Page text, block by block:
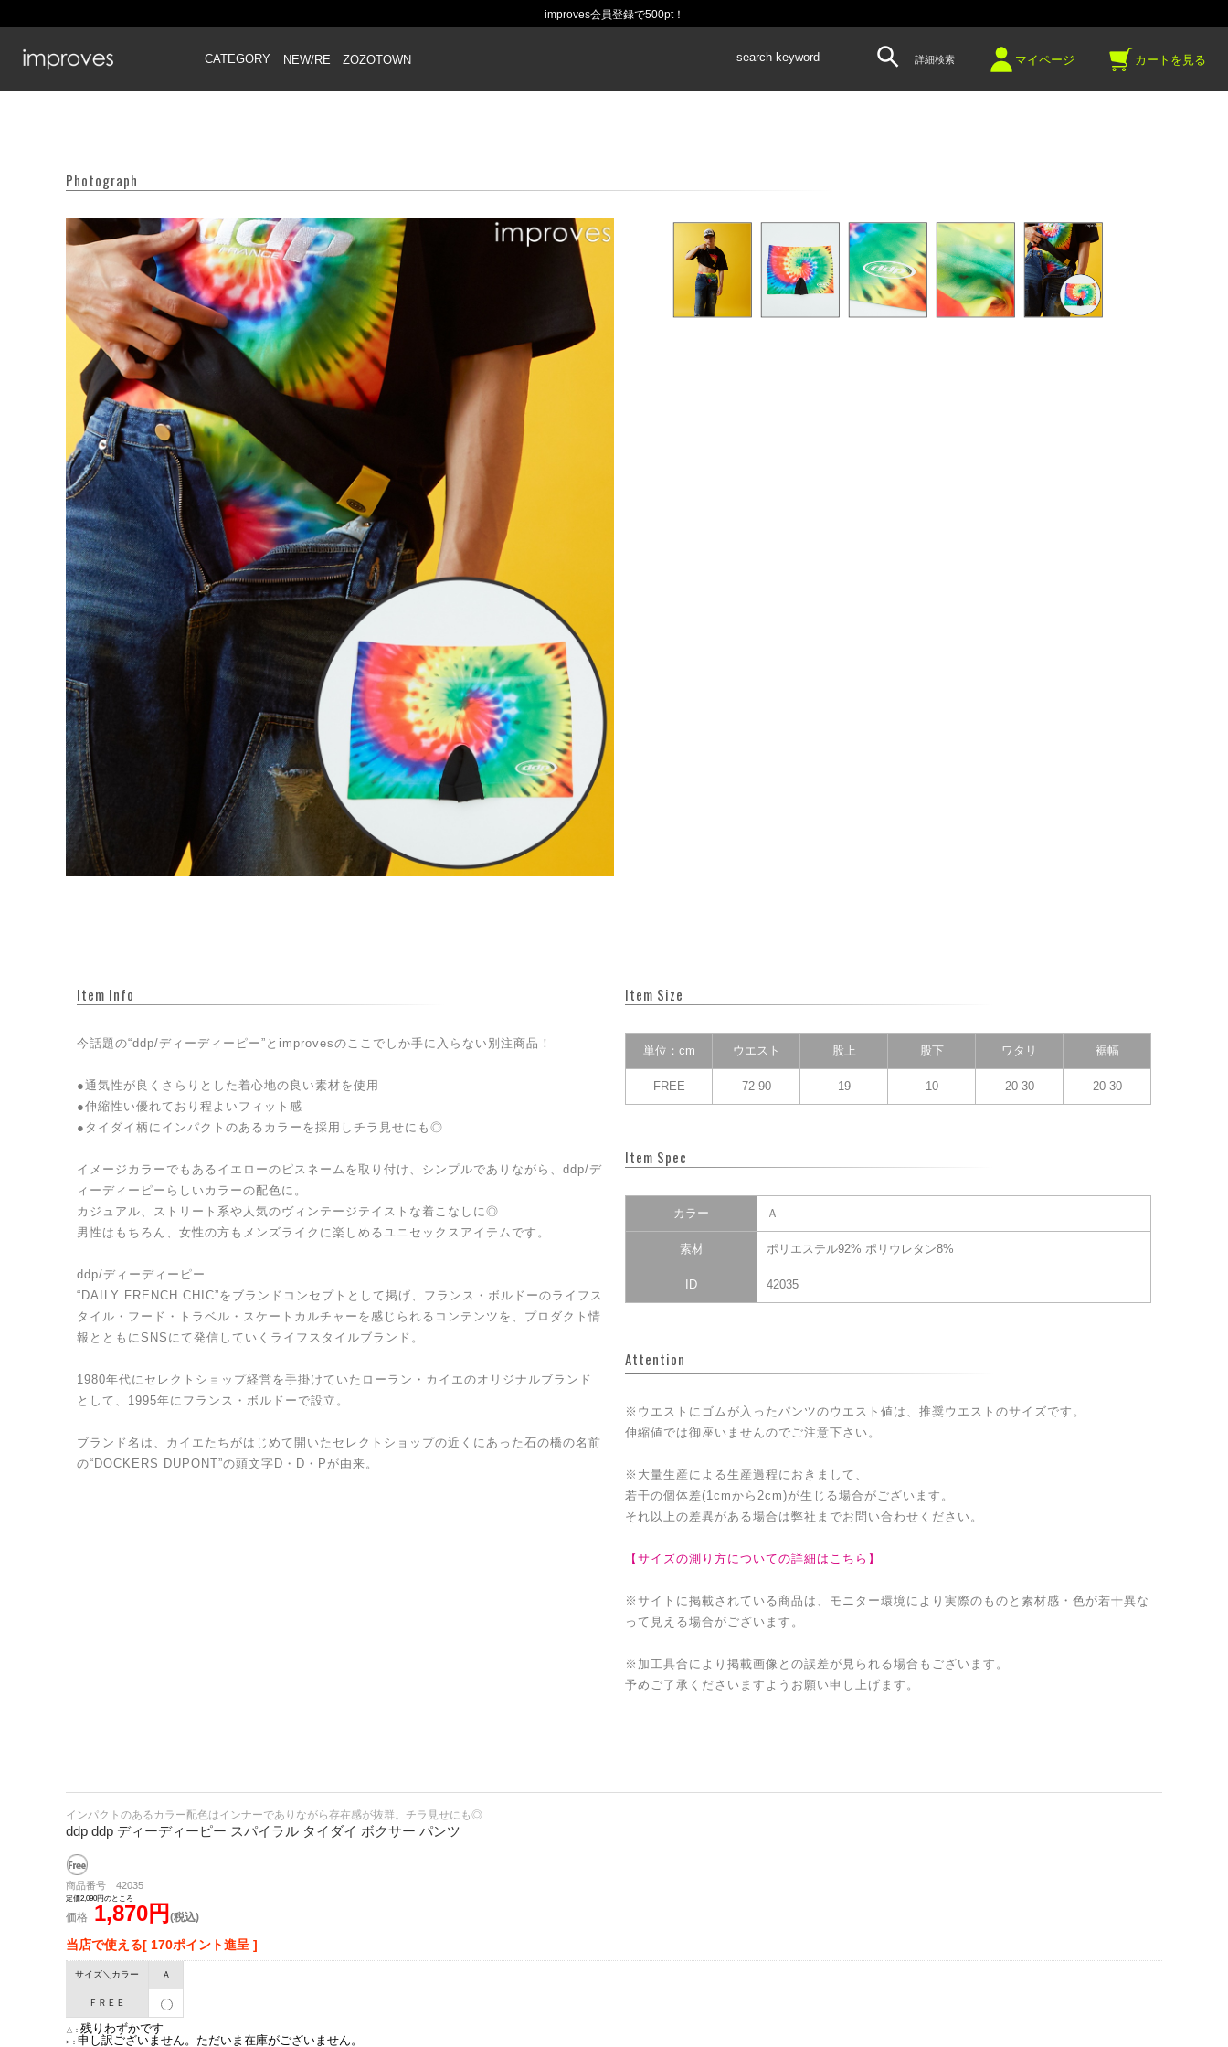
improves会員登録で500pt！
CATEGORY NEW/RE ZOZOTOWN 詳細検索 マイページ カートを見る
Photograph
Item Info
今話題の“ddp/ディーディーピー”とimprovesのここでしか手に入らない別注商品！
●通気性が良くさらりとした着心地の良い素材を使用
●伸縮性い優れており程よいフィット感
●タイダイ柄にインパクトのあるカラーを採用しチラ見せにも◎
イメージカラーでもあるイエローのピスネームを取り付け、シンプルでありながら、ddp/デ
ィーディーピーらしいカラーの配色に。
カジュアル、ストリート系や人気のヴィンテージテイストな着こなしに◎
男性はもちろん、女性の方もメンズライクに楽しめるユニセックスアイテムです。
ddp/ディーディーピー
“DAILY FRENCH CHIC”をブランドコンセプトとして掲げ、フランス・ボルドーのライフス
タイル・フード・トラベル・スケートカルチャーを感じられるコンテンツを、プロダクト情
報とともにSNSにて発信していくライフスタイルブランド。
1980年代にセレクトショップ経営を手掛けていたローラン・カイエのオリジナルブランド
として、1995年にフランス・ボルドーで設立。
ブランド名は、カイエたちがはじめて開いたセレクトショップの近くにあった石の橋の名前
の“DOCKERS DUPONT”の頭文字D・D・Pが由来。
Item Size
単位：cm ウエスト 股上 股下 ワタリ 裾幅
FREE 72-90 19 10 20-30 20-30
Item Spec
カラー Ａ
素材 ポリエステル92% ポリウレタン8%
ID 42035
Attention
※ウエストにゴムが入ったパンツのウエスト値は、推奨ウエストのサイズです。
伸縮値では御座いませんのでご注意下さい。
※大量生産による生産過程におきまして、
若干の個体差(1cmから2cm)が生じる場合がございます。
それ以上の差異がある場合は弊社までお問い合わせください。
【サイズの測り方についての詳細はこちら】
※サイトに掲載されている商品は、モニター環境により実際のものと素材感・色が若干異な
って見える場合がございます。
※加工具合により掲載画像との誤差が見られる場合もございます。
予めご了承くださいますようお願い申し上げます。
インパクトのあるカラー配色はインナーでありながら存在感が抜群。チラ見せにも◎
ddp ddp ディーディーピー スパイラル タイダイ ボクサー パンツ
商品番号 42035
定価2,090円のところ
価格 1,870円 (税込)
当店で使える[ 170ポイント進呈 ]
サイズ＼カラー Ａ
ＦＲＥＥ
△： 残りわずかです
×： 申し訳ございません。ただいま在庫がございません。